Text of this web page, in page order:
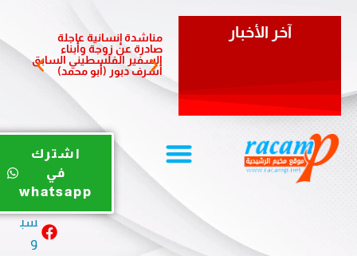
آخر الأخبار
مناشدة إنسانية عاجلة
صادرة عن زوجة وأبناء
السفير الفلسطيني السابق
أشرف دبور (أبو محمد)
لدعم
يو
ب
سب
و
اشترك
في
whatsapp